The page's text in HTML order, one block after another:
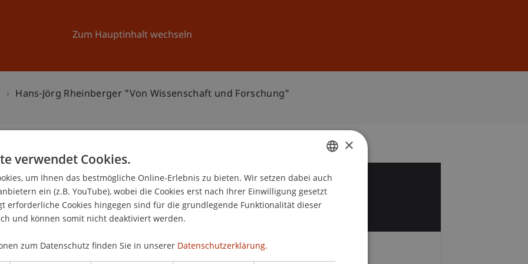
Zum Hauptinhalt wechseln
Universität Aktuelles
Hans-Jörg Rheinberger "Von Wissenschaft und Forschung"
"Von Wissenschaft und
21
Nov
GERMAN
ENGLISH
×
verwendet Cookies.
um Ihnen das bestmögliche Online-Erlebnis zu bieten. Wir setzen dabei auch
ein (z.B. YouTube), wobei die Cookies erst nach Ihrer Einwilligung gesetzt
erforderliche Cookies hingegen sind für die grundlegende Funktionalität dieser
und können somit nicht deaktiviert werden.
zum Datenschutz finden Sie in unserer Datenschutzerklärung.